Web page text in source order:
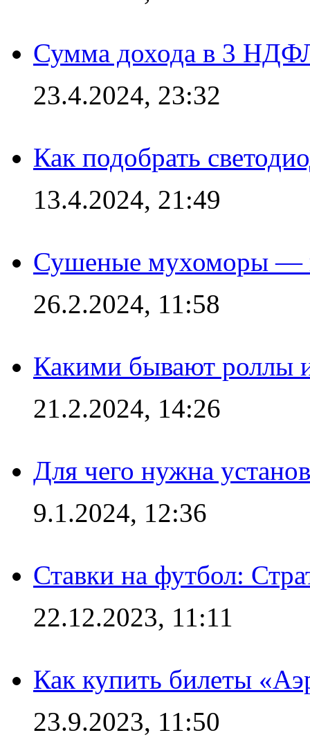
Сумма дохода в 3
23.4.2024, 23:32
Как подобрать
13.4.2024, 21:49
Сушеные мухоморы —
26.2.2024, 11:58
Какими бывают роллы
21.2.2024, 14:26
Для чего нужна
9.1.2024, 12:36
Ставки на футбол:
22.12.2023, 11:11
Как купить билеты
23.9.2023, 11:50